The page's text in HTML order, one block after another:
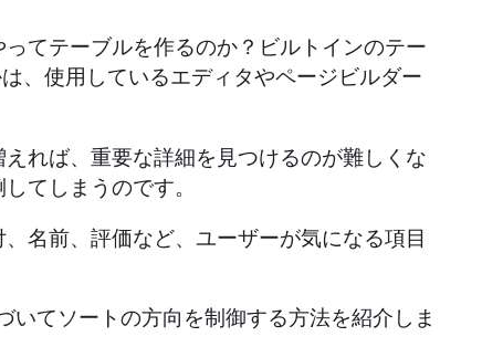
てテーブルを作るのか？ビルトインのテー
、使用しているエディタやページビルダー
れば、重要な詳細を見つけるのが難しくな
てしまうのです。
名前、評価など、ユーザーが気になる項目
てソートの方向を制御する方法を紹介しま